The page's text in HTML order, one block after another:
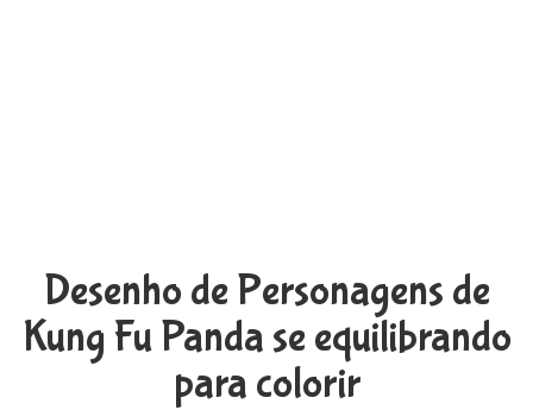
Desenho de Personagens de
Kung Fu Panda se equilibrando
para colorir